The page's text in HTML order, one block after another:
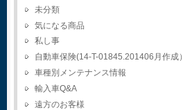
未分類
気になる商品
私し事
自動車保険(14-T-01845.201406月作成）
車種別メンテナンス情報
輸入車Q&A
遠方のお客様